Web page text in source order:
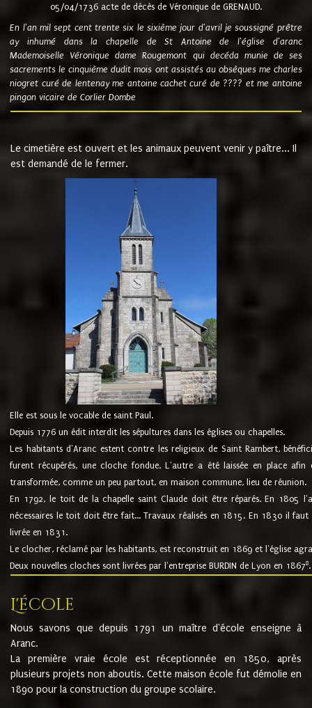
05/04/1736 acte de décès de Véronique de GRENAUD.
En l'an mil sept cent trente six le sixième jour d'avril je soussigné prêtre
ay inhumé dans la chapelle de St Antoine de l'église d'aranc
Mademoiselle Véronique dame Rougemont qui decéda munie de ses
sacrements le cinquième dudit mois ont assistés au obsèques me charles
niogret curé de lentenay me antoine cachet curé de ???? et me antoine
pingon vicaire de Corlier Dombe
Le cimetière est ouvert et les animaux peuvent venir y paître... Il
est demandé de le fermer.
Elle est sous le vocable de saint Paul.
Depuis 1776 un édit interdit les sépultures dans les églises ou chapelles.
Les habitants d'Aranc estent contre les religieux de Saint Rambert,
furent récupérés, une cloche fondue. L'autre a été laissée en place
transformée, comme un peu partout, en maison commune, lieu de réunion.
En 1792, le toit de la chapelle saint Claude doit être réparés. En 1805
nécessaires le toit doit être fait... Travaux réalisés en 1815. En 1830 il
livrée en 1831.
Le clocher, réclamé par les habitants, est reconstruit en 1869 et l'église
Deux nouvelles cloches sont livrées par l'entreprise BURDIN de Lyon en 18678.
L'école
Nous savons que depuis 1791 un maître d'école enseigne à
Aranc.
La première vraie école est réceptionnée en 1850, après
plusieurs projets non aboutis. Cette maison école fut démolie en
1890 pour la construction du groupe scolaire.